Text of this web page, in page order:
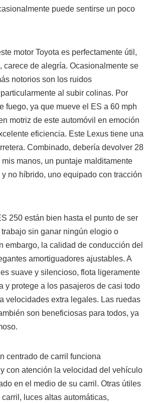
puede sentirse un poco
motor Toyota es perfectamente útil,
de alegría. Ocasionalmente se
notorios son los ruidos
al subir colinas. Por
fuego, ya que mueve el ES a 60 mph
motriz de este automóvil en emoción
eficiencia. Este Lexus tiene una
Combinado, debería devolver 28
manos, un puntaje malditamente
no híbrido, uno equipado con tracción
250 están bien hasta el punto de ser
sin ganar ningún elogio o
embargo, la calidad de conducción del
amortiguadores ajustables. A
suave y silencioso, flota ligeramente
y protege a los pasajeros de casi todo
velocidades extra legales. Las ruedas
son beneficiosas para todos, ya
centrado de carril funciona
con atención la velocidad del vehículo
en el medio de su carril. Otras útiles
luces altas automáticas,